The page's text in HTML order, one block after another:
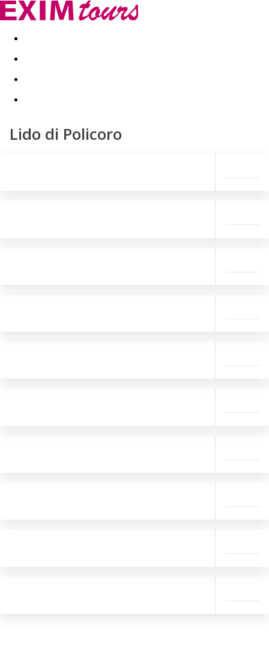
Akční nabídky Last minute
Lido di Policoro